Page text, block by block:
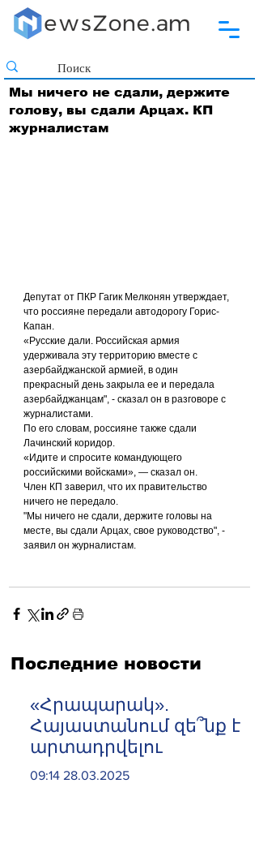
Мы ничего не сдали, держите
голову, вы сдали Арцах. КП
журналистам
Депутат от ПКР Гагик Мелконян утверждает,
что россияне передали автодорогу Горис-
Капан.
«Русские дали. Российская армия
удерживала эту территорию вместе с
азербайджанской армией, в один
прекрасный день закрыла ее и передала
азербайджанцам", - сказал он в разговоре с
журналистами.
По его словам, россияне также сдали
Лачинский коридор.
«Идите и спросите командующего
российскими войсками», — сказал он.
Член КП заверил, что их правительство
ничего не передало.
"Мы ничего не сдали, держите головы на
месте, вы сдали Арцах, свое руководство", -
заявил он журналистам.
Последние новости
«Հրապարակ».
Հայաստանում զե՞նք է
արտադրվելու
09:14 28.03.2025